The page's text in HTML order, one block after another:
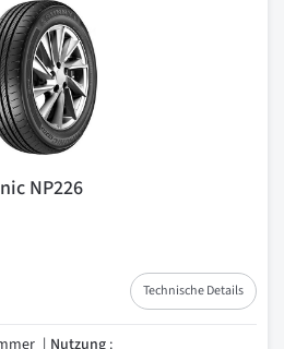
NP226
Technische Details
Nutzung :